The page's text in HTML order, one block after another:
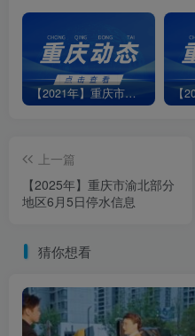
【2021年】重庆市江北部分地区1月7日停水信息
上一篇
【2025年】重庆市渝北部分
地区6月5日停水信息
猜你想看